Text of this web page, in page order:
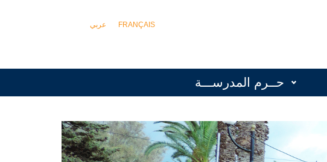
عربي FRANÇAIS
حــرم المدرســـة